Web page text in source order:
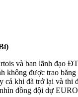
và ban lãnh đạo
không được trao
cả khi đã trở lại và thi
đồng đội dự